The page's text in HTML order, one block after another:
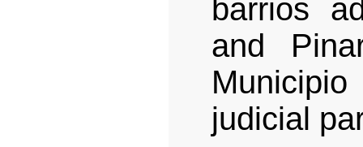
barrios
and
judicial